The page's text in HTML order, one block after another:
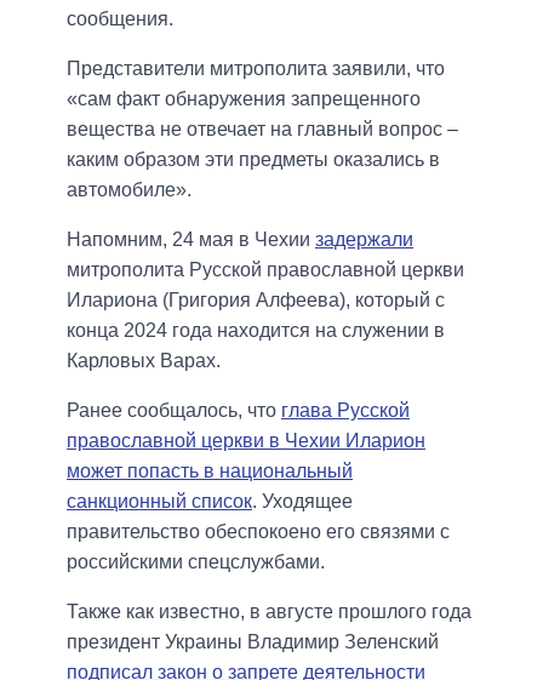
сообщения.
Представители митрополита заявили, что
«сам факт обнаружения запрещенного
вещества не отвечает на главный вопрос –
каким образом эти предметы оказались в
автомобиле».
Напомним, 24 мая в Чехии задержали
митрополита Русской православной церкви
Илариона (Григория Алфеева), который с
конца 2024 года находится на служении в
Карловых Варах.
Ранее сообщалось, что глава Русской
православной церкви в Чехии Иларион
может попасть в национальный
санкционный список. Уходящее
правительство обеспокоено его связями с
российскими спецслужбами.
Также как известно, в августе прошлого года
президент Украины Владимир Зеленский
подписал закон о запрете деятельности